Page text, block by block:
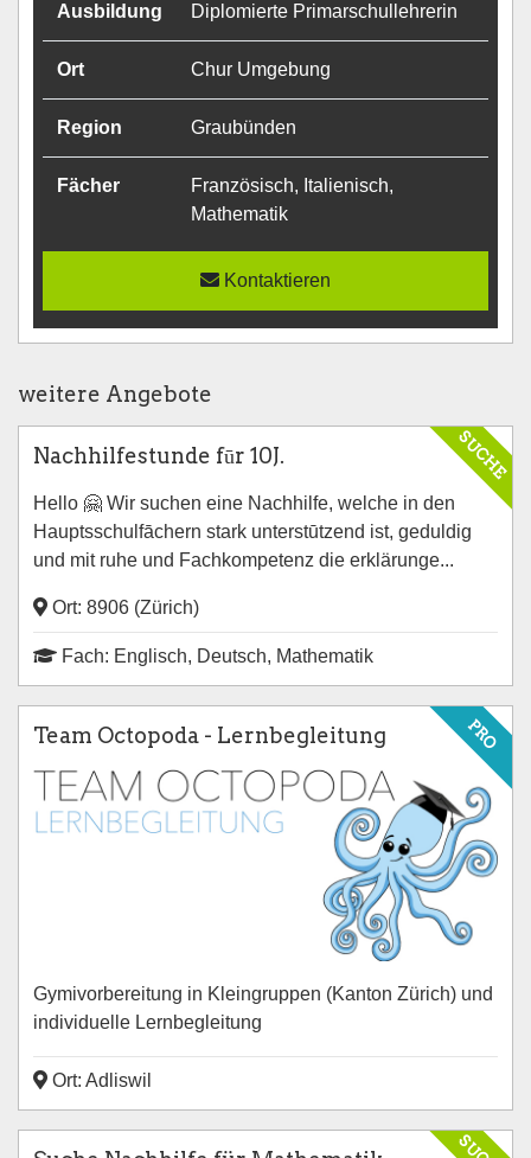
Ausbildung Diplomierte Primarschullehrerin
Ort Chur Umgebung
Region Graubünden
Fächer
Französisch, Italienisch,
Mathematik
Kontaktieren
weitere Angebote
SUCHE
Nachhilfestunde fūr 10J.
Hello 🤗 Wir suchen eine Nachhilfe, welche in den
Hauptsschulfāchern stark unterstūtzend ist, geduldig
und mit ruhe und Fachkompetenz die erklärunge...
Ort: 8906 (Zürich)
Fach: Englisch, Deutsch, Mathematik
PRO
Team Octopoda - Lernbegleitung
Gymivorbereitung in Kleingruppen (Kanton Zürich) und
individuelle Lernbegleitung
Ort: Adliswil